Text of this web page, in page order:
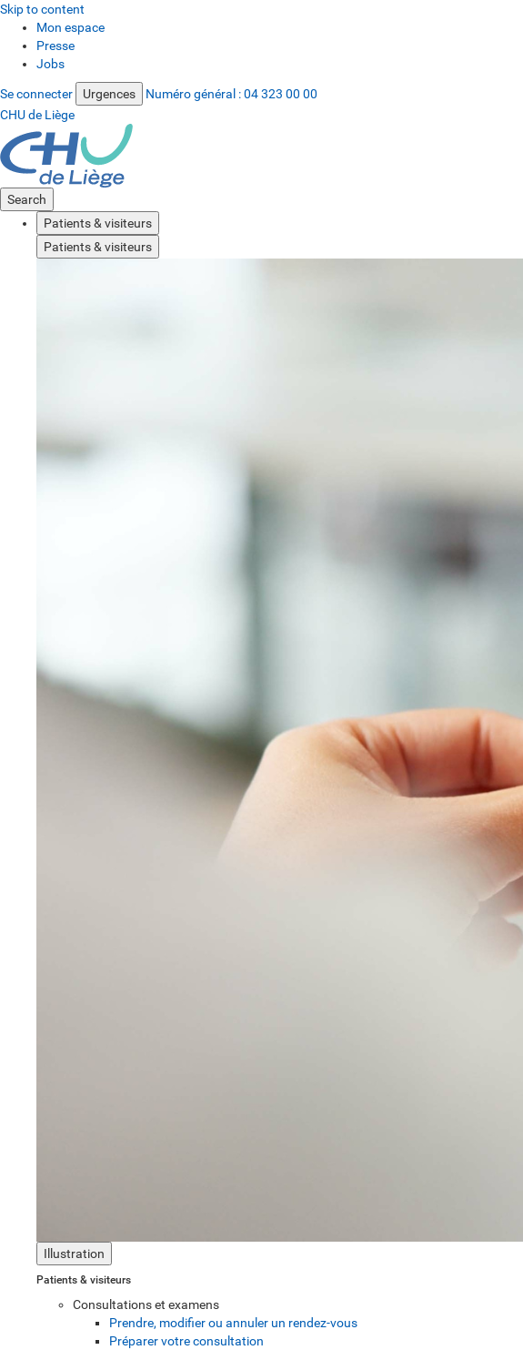
Skip to content
Mon espace
Presse
Jobs
Se connecter Urgences Numéro général :04 323 00 00
CHU de Liège
Search
Patients & visiteurs
Patients & visiteurs
Illustration
Patients & visiteurs
Consultations et examens
Prendre, modifier ou annuler un rendez-vous
Préparer votre consultation